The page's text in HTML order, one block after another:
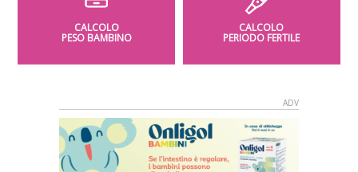
CALCOLO
PESO BAMBINO
CALCOLO
PERIODO FERTILE